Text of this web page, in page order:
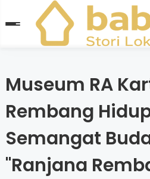
Museum RA
Rembang
Semangat
"Ranjana